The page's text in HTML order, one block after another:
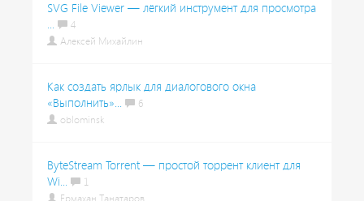
SVG File Viewer — лёгкий инструмент для просмотра
...
4
Алексей Михайлин
Как создать ярлык для диалогового окна
«Выполнить»...
6
oblominsk
ByteStream Torrent — простой торрент клиент для
Wi...
1